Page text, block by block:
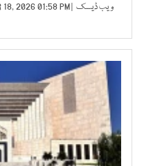
ویب ڈیسک | MAR 18, 2026 01:58 PM |